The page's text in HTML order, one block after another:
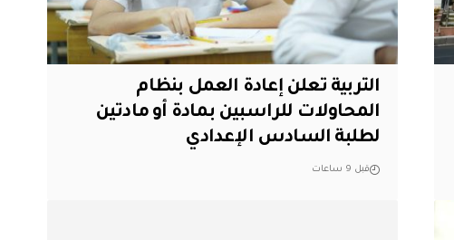
التربية تعلن إعادة العمل بنظام
المحاولات للراسبين بمادة أو مادتين
لطلبة السادس الإعدادي
قبل 9 ساعات